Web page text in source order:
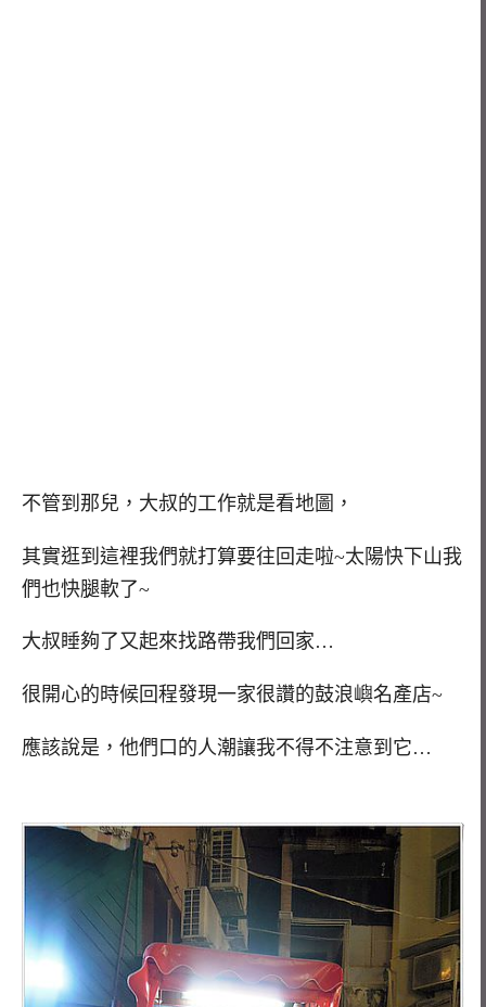
不管到那兒，大叔的工作就是看地圖，
其實逛到這裡我們就打算要往回走啦~太陽快下山我
們也快腿軟了~
大叔睡夠了又起來找路帶我們回家…
很開心的時候回程發現一家很讚的鼓浪嶼名產店~
應該說是，他們口的人潮讓我不得不注意到它…